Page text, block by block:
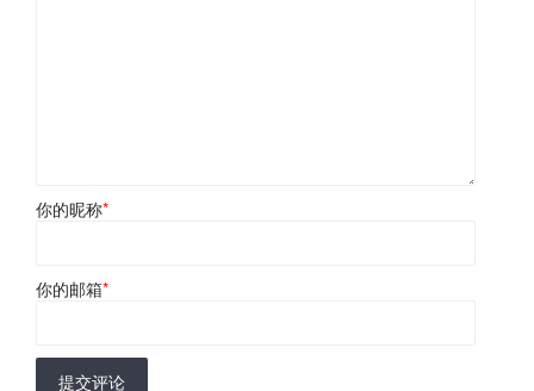
你的昵称*
你的邮箱*
提交评论